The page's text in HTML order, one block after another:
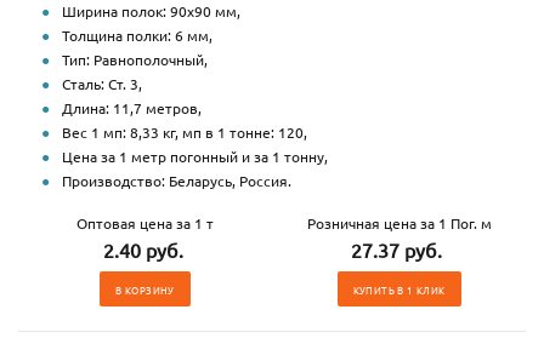
Ширина полок: 90х90 мм,
Толщина полки: 6 мм,
Тип: Равнополочный,
Сталь: Ст. 3,
Длина: 11,7 метров,
Вес 1 мп: 8,33 кг, мп в 1 тонне: 120,
Цена за 1 метр погонный и за 1 тонну,
Производство: Беларусь, Россия.
Оптовая цена за 1 т
2.40 руб.
В КОРЗИНУ
Розничная цена за 1 Пог. м
27.37 руб.
КУПИТЬ В 1 КЛИК